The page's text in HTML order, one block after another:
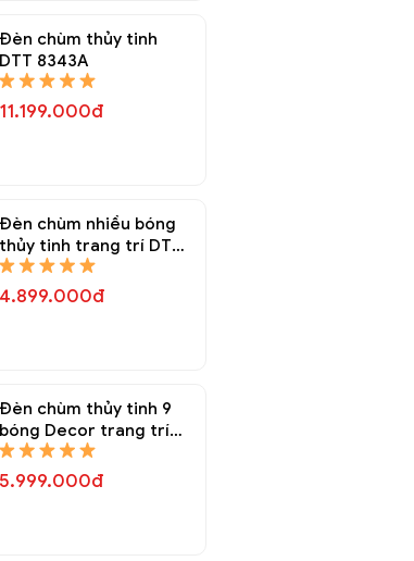
Đèn chùm thủy tinh
DTT 8343A
11.199.000đ
Đèn chùm nhiều bóng
thủy tinh trang trí DTT
8337A
4.899.000đ
Đèn chùm thủy tinh 9
bóng Decor trang trí
DTT 8335A
5.999.000đ